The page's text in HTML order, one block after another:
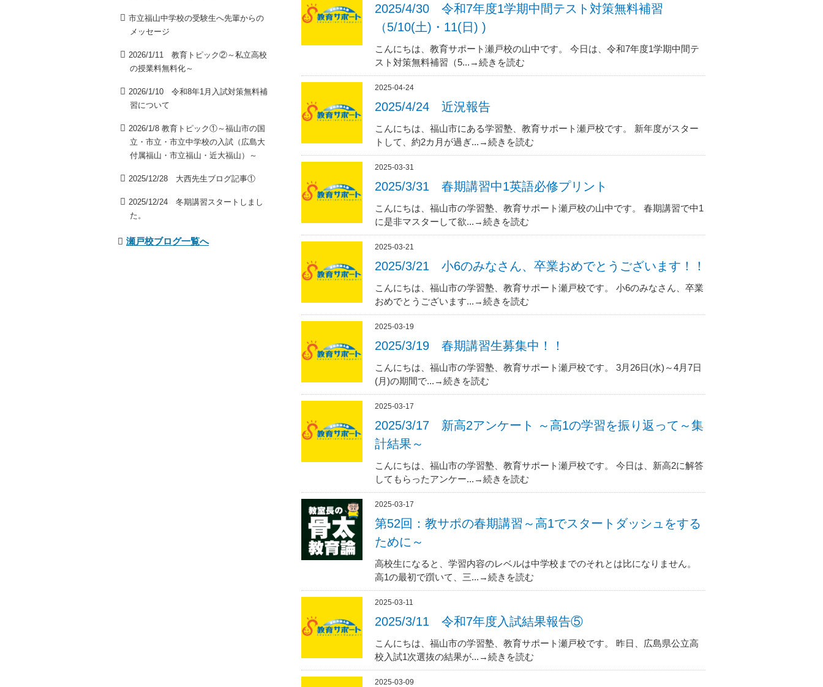
2025/4/30 令和7年度1学期中間テスト対策無料補習
（5/10(土)・11(日) )
こんにちは、教育サポート瀬戸校の山中です。 今日は、令和7年度1学期中間テ
スト対策無料補習（5...→続きを読む
2025-04-24
2025/4/24 近況報告
こんにちは、福山市にある学習塾、教育サポート瀬戸校です。 新年度がスター
トして、約2カ月が過ぎ...→続きを読む
2025-03-31
2025/3/31 春期講習中1英語必修プリント
こんにちは、福山市の学習塾、教育サポート瀬戸校の山中です。 春期講習で中1
に是非マスターして欲...→続きを読む
2025-03-21
2025/3/21 小6のみなさん、卒業おめでとうございます！！
こんにちは、福山市の学習塾、教育サポート瀬戸校です。 小6のみなさん、卒業
おめでとうございます...→続きを読む
2025-03-19
2025/3/19 春期講習生募集中！！
こんにちは、福山市の学習塾、教育サポート瀬戸校です。 3月26日(水)～4月7日
(月)の期間で...→続きを読む
2025-03-17
2025/3/17 新高2アンケート ～高1の学習を振り返って～集
計結果～
こんにちは、福山市の学習塾、教育サポート瀬戸校です。 今日は、新高2に解答
してもらったアンケー...→続きを読む
2025-03-17
第52回：教サポの春期講習～高1でスタートダッシュをする
ために～
高校生になると、学習内容のレベルは中学校までのそれとは比になりません。
高1の最初で躓いて、三...→続きを読む
2025-03-11
2025/3/11 令和7年度入試結果報告⑤
こんにちは、福山市の学習塾、教育サポート瀬戸校です。 昨日、広島県公立高
校入試1次選抜の結果が...→続きを読む
2025-03-09
市立福山中学校の受験生へ先輩からの
メッセージ
2026/1/11 教育トピック②～私立高校
の授業料無料化～
2026/1/10 令和8年1月入試対策無料補
習について
2026/1/8 教育トピック①～福山市の国
立・市立・市立中学校の入試（広島大
付属福山・市立福山・近大福山）～
2025/12/28 大西先生ブログ記事①
2025/12/24 冬期講習スタートしまし
た。
瀬戸校ブログ一覧へ